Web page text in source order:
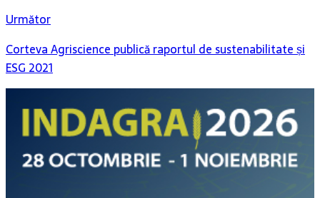
Următor
Corteva Agriscience publică raportul de sustenabilitate și
ESG 2021